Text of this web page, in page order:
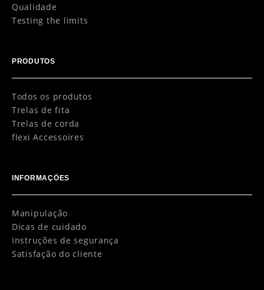
Qualidade
Testing the limits
PRODUTOS
Todos os produtos
Trelas de fita
Trelas de corda
flexi Accessoires
INFORMAÇÕES
Manipulação
Dicas de cuidado
Instruções de segurança
Satisfação do cliente